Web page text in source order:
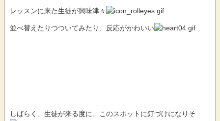
レッスンに来た生徒が興味津々
並べ替えたりつついてみたり、反応がかわいい
しばらく、生徒が来る度に、このスポットに釘づけになりそ